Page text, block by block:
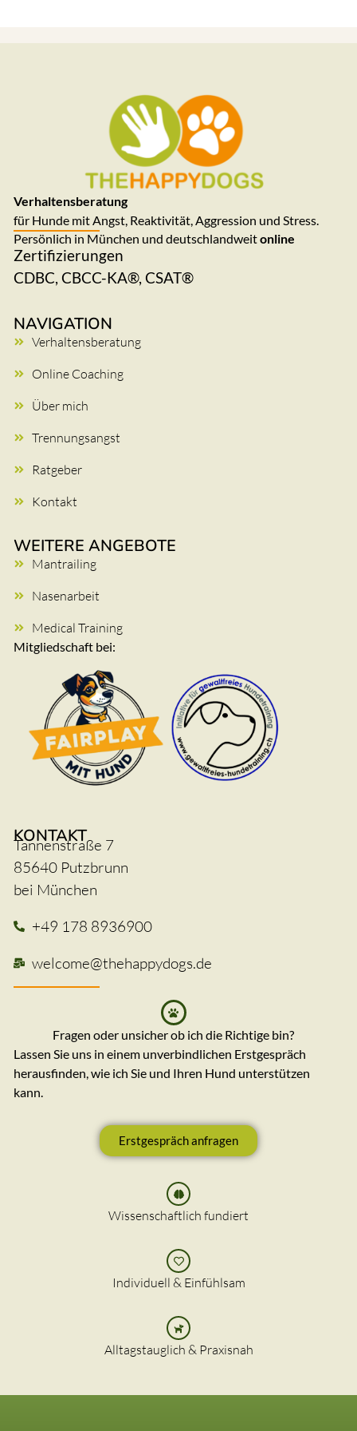
Verhaltensberatung
für Hunde mit Angst, Reaktivität, Aggression und Stress.
Persönlich in München und deutschlandweitonline
Zertifizierungen
CDBC, CBCC-KA®, CSAT®
NAVIGATION
Verhaltensberatung
Online Coaching
Über mich
Trennungsangst
Ratgeber
Kontakt
WEITERE ANGEBOTE
Mantrailing
Nasenarbeit
Medical Training
Mitgliedschaft bei:
KONTAKT
Tannenstraße 7
85640 Putzbrunn
bei München
+49 178 8936900
welcome@thehappydogs.de
Fragen oder unsicher ob ich die Richtige bin?
Lassen Sie uns in einem unverbindlichen Erstgespräch
herausfinden, wie ich Sie und Ihren Hund unterstützen
kann.
Erstgespräch anfragen
Wissenschaftlich fundiert
Individuell & Einfühlsam
Alltagstauglich & Praxisnah